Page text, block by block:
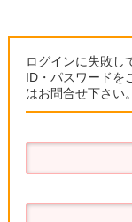
ログインに失敗し
ID・パスワードを
はお問合せ下さい。